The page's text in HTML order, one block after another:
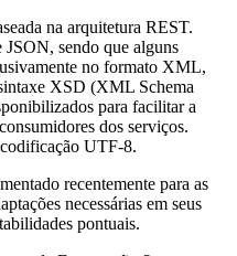
na arquitetura REST.
sendo que alguns
no formato XML,
XSD (XML Schema
para facilitar a
dos serviços.
UTF-8.
recentemente para as
necessárias em seus
pontuais.